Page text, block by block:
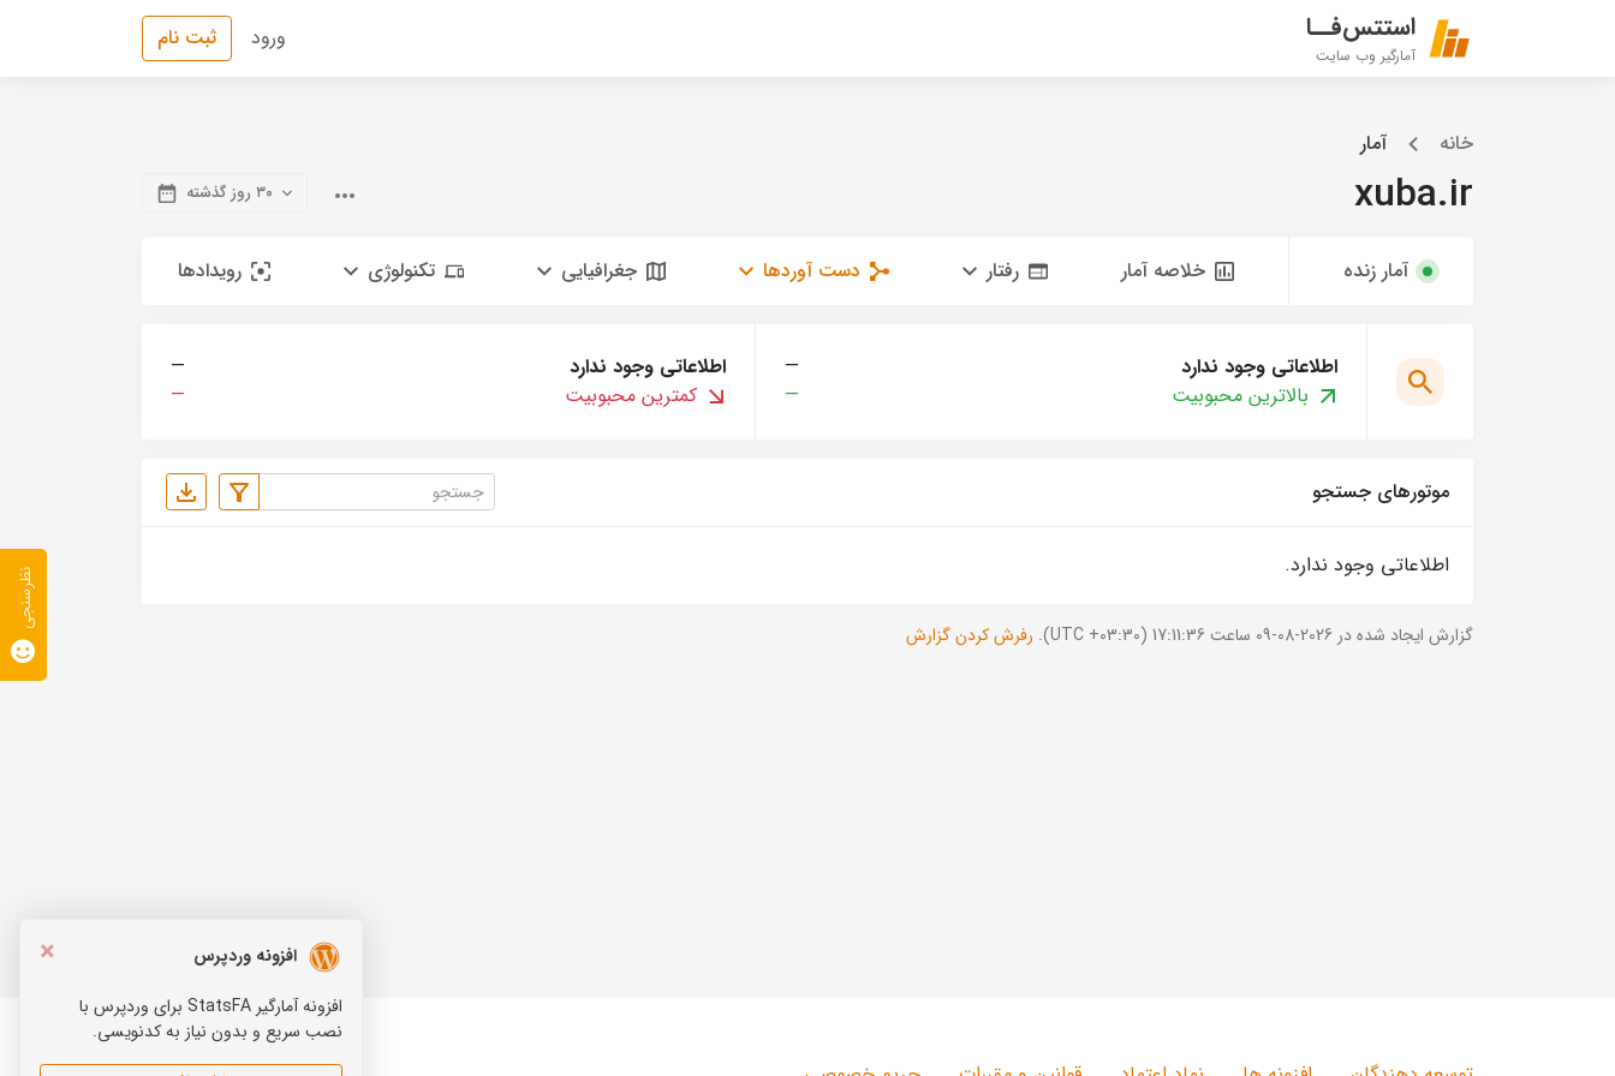
استتس‌فــا
آمارگیر وب سایت
ورود ثبت نام
خانه آمار
xuba.ir ۳۰ روز گذشته
آمار زنده خلاصه آمار رفتار دست آوردها جغرافیایی تکنولوژی رویدادها
اطلاعاتی وجود ندارد
—
بالاترین محبوبیت
—
اطلاعاتی وجود ندارد
—
کمترین محبوبیت
—
موتورهای جستجو
اطلاعاتی وجود ندارد.
گزارش ایجاد شده در 2026-08-09 ساعت 17:11:36 (UTC +03:30). رفرش کردن گزارش
×
افزونه وردپرس
افزونه آمارگیر StatsFA برای وردپرس با
نصب سریع و بدون نیاز به کدنویسی.
نظرسنجی